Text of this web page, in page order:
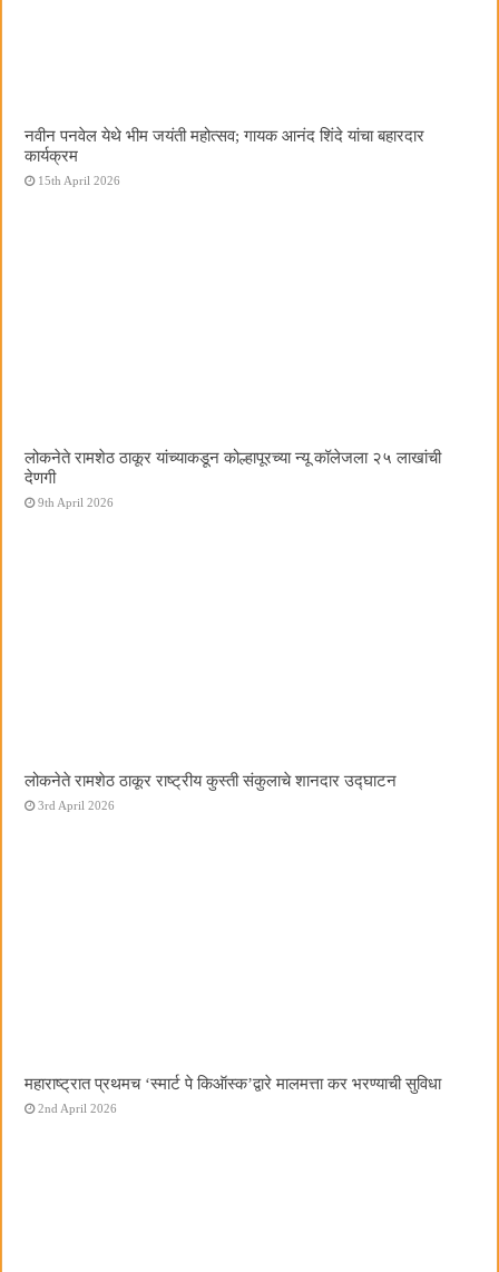
नवीन पनवेल येथे भीम जयंती महोत्सव; गायक आनंद शिंदे यांचा बहारदार
कार्यक्रम
15th April 2026
लोकनेते रामशेठ ठाकूर यांच्याकडून कोल्हापूरच्या न्यू कॉलेजला २५ लाखांची
देणगी
9th April 2026
लोकनेते रामशेठ ठाकूर राष्ट्रीय कुस्ती संकुलाचे शानदार उद्घाटन
3rd April 2026
महाराष्ट्रात प्रथमच ‌‘स्मार्ट पे किऑस्क‌’द्वारे मालमत्ता कर भरण्याची सुविधा
2nd April 2026